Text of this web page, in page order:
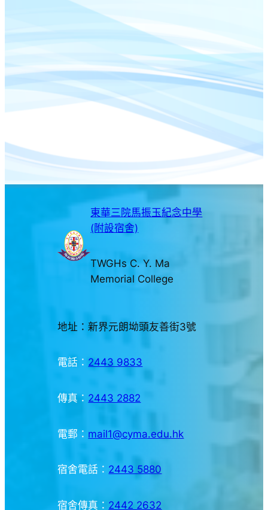
東華三院馬振玉紀念中學
(附設宿舍)
TWGHs C. Y. Ma
Memorial College
地址：新界元朗坳頭友善街3號
電話： 2443 9833
傳真： 2443 2882
電郵： mail1@cyma.edu.hk
宿舍電話： 2443 5880
宿舍傳真： 2442 2632